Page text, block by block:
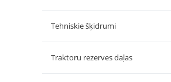
Tehniskie šķidrumi
Traktoru rezerves daļas